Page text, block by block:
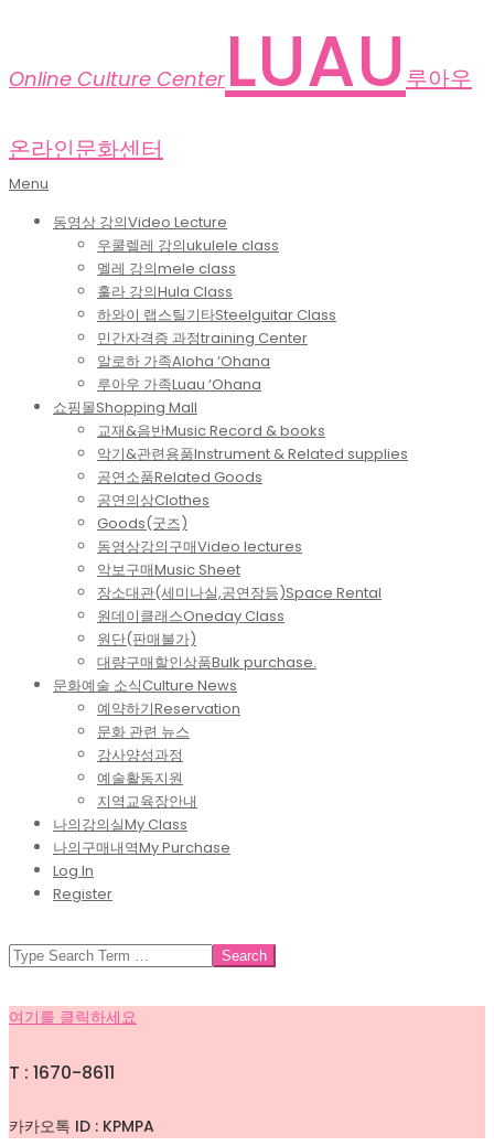
Online Culture Center LUAU 루아우
온라인문화센터
Primary
Menu
Menu
동영상 강의Video Lecture
우쿨렐레 강의ukulele class
멜레 강의mele class
훌라 강의Hula Class
하와이 랩스틸기타Steelguitar Class
민간자격증 과정training Center
알로하 가족Aloha ‘Ohana
루아우 가족Luau ‘Ohana
쇼핑몰Shopping Mall
교재&음반Music Record & books
악기&관련용품Instrument & Related supplies
공연소품Related Goods
공연의상Clothes
Goods(굿즈)
동영상강의구매Video lectures
악보구매Music Sheet
장소대관(세미나실,공연장등)Space Rental
원데이클래스Oneday Class
원단(판매불가)
대량구매할인상품Bulk purchase.
문화예술 소식Culture News
예약하기Reservation
문화 관련 뉴스
강사양성과정
예술활동지원
지역교육장안내
나의강의실My Class
나의구매내역My Purchase
Log In
Register
SEARCH
여기를 클릭하세요
T : 1670-8611
카카오톡 ID : KPMPA